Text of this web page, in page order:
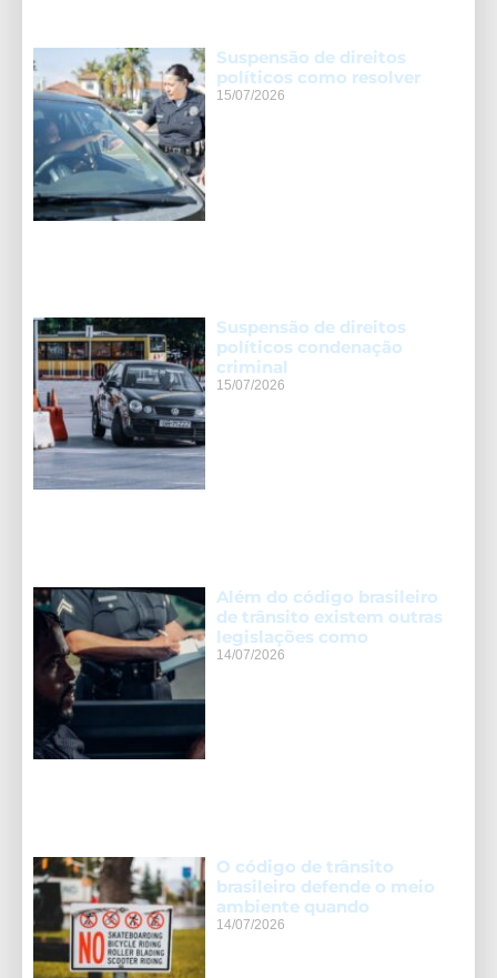
Suspensão de direitos
políticos como resolver
15/07/2026
Suspensão de direitos
políticos condenação
criminal
15/07/2026
Além do código brasileiro
de trânsito existem outras
legislações como
14/07/2026
O código de trânsito
brasileiro defende o meio
ambiente quando
14/07/2026